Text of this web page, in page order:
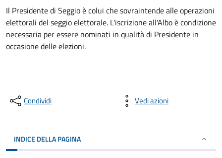
Il Presidente di Seggio è colui che sovraintende alle operazioni
elettorali del seggio elettorale. L'iscrizione all'Albo è condizione
necessaria per essere nominati in qualità di Presidente in
occasione delle elezioni.
Condividi Vedi azioni
INDICE DELLA PAGINA